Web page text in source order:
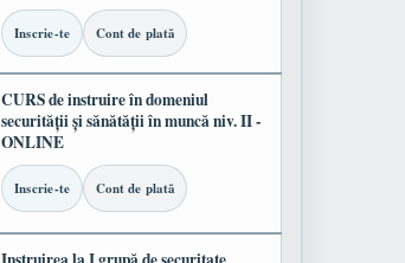
Inscrie-te Cont de plată
CURS de instruire în domeniul
securității și sănătății în muncă niv. II -
ONLINE
Inscrie-te Cont de plată